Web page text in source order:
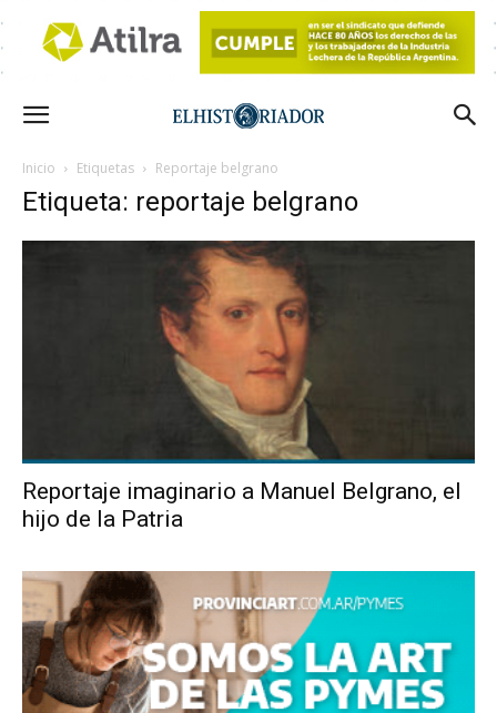
Inicio Etiquetas Reportaje belgrano
Etiqueta: reportaje belgrano
Reportaje imaginario a Manuel Belgrano, el
hijo de la Patria